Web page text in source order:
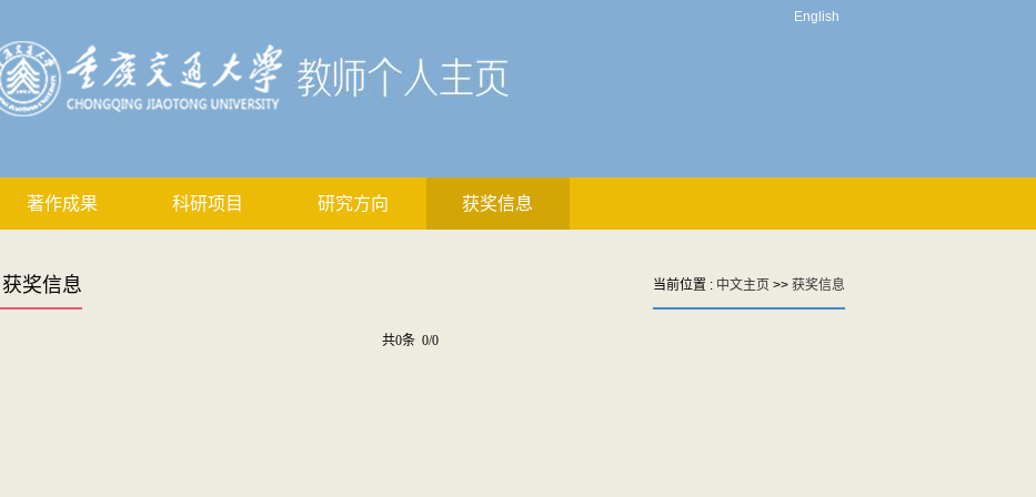
English
著作成果 科研项目 研究方向 获奖信息
获奖信息 当前位置 : 中文主页 >> 获奖信息
共0条 0/0